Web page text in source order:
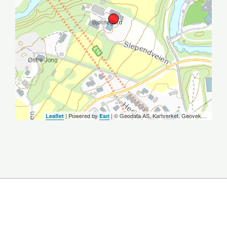
Leaflet| Powered byEsri| ©️ Geodata AS, Kartverket, Geovekst og kommunene, OpenStreetMap